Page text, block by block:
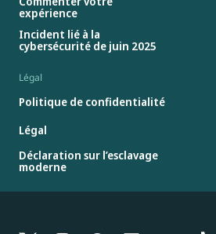
expérience
Incident lié à la
cybersécurité de juin 2025
Légal
Politique de confidentialité
Légal
Déclaration sur l’esclavage
moderne